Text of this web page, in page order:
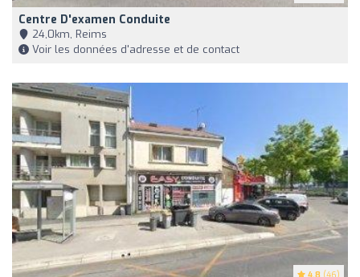
Centre D'examen Conduite
24,0km, Reims
Voir les données d'adresse et de contact